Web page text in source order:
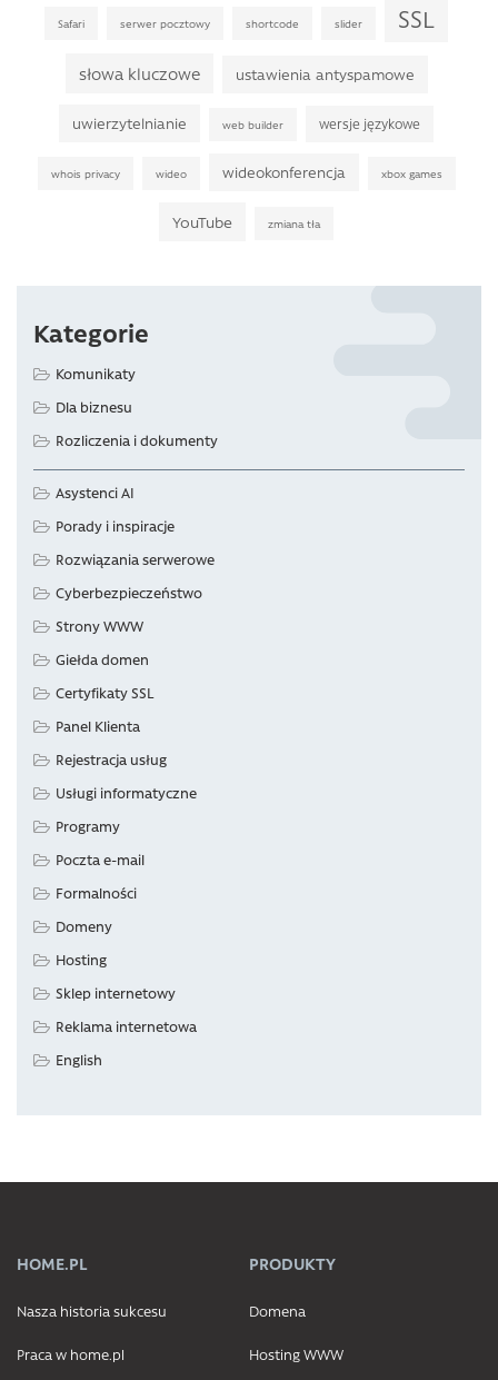
Kategorie
Komunikaty
Dla biznesu
Rozliczenia i dokumenty
Asystenci AI
Porady i inspiracje
Rozwiązania serwerowe
Cyberbezpieczeństwo
Strony WWW
Giełda domen
Certyfikaty SSL
Panel Klienta
Rejestracja usług
Usługi informatyczne
Programy
Poczta e-mail
Formalności
Domeny
Hosting
Sklep internetowy
Reklama internetowa
English
Safari serwer pocztowy shortcode slider SSL
słowa kluczowe ustawienia antyspamowe
uwierzytelnianie web builder wersje językowe
whois privacy wideo wideokonferencja xbox games
YouTube zmiana tła
HOME.PL
Nasza historia sukcesu
Praca w home.pl
PRODUKTY
Domena
Hosting WWW